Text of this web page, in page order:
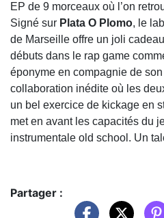
EP de 9 morceaux où l’on
Signé sur Plata O Plomo, le
de Marseille offre un joli
débuts dans le rap game
éponyme en compagnie de
collaboration inédite où les
un bel exercice de kickage en
met en avant les capacités du
instrumentale old school. Un
Partager :